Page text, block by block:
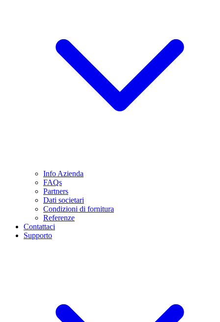
Info Azienda
FAQs
Partners
Dati societari
Condizioni di fornitura
Referenze
Contattaci
Supporto